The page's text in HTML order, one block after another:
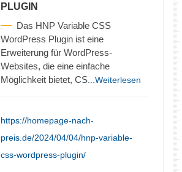
PLUGIN
Das HNP Variable CSS
WordPress Plugin ist eine
Erweiterung für WordPress-
Websites, die eine einfache
Möglichkeit bietet, CS ...Weiterlesen
https://homepage-nach-
preis.de/2024/04/04/hnp-variable-
css-wordpress-plugin/